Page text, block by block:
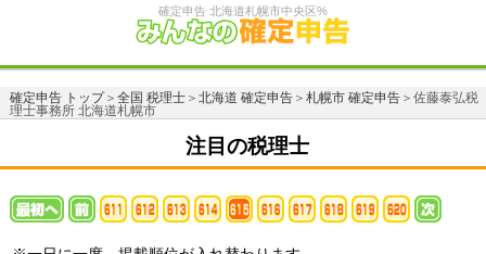
確定申告 北海道札幌市中央区%
確定申告 トップ＞ 全国 税理士＞ 北海道 確定申告＞ 札幌市 確定申告＞佐藤泰弘税
理士事務所 北海道札幌市
注目の税理士